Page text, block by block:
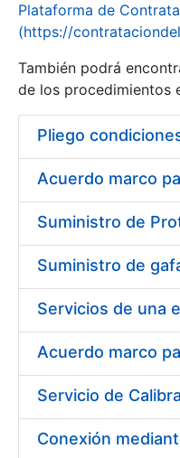
Show/Hide
Plataforma de
(https://
También podrá
de los procedimientos